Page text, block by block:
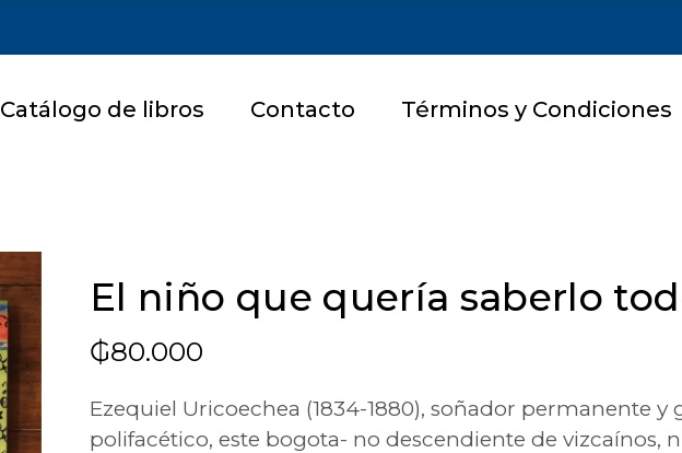
Catálogo de libros Contacto Términos y Condiciones
El niño que quería saberlo
₲80.000
Ezequiel Uricoechea (1834-1880), soñador permanente y
polifacético, este bogota- no descendiente de vizcaínos,